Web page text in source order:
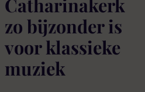
Catharinakerk
zo bijzonder is
voor klassieke
muziek